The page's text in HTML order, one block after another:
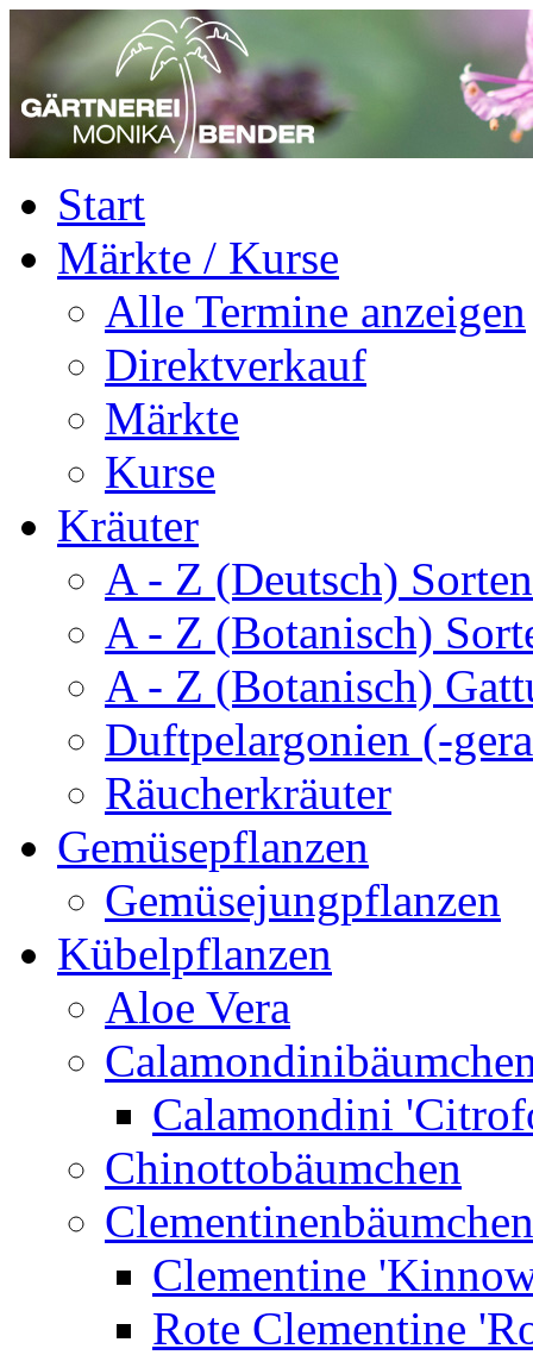
Start
Märkte / Kurse
Alle Termine anzeigen
Direktverkauf
Märkte
Kurse
Kräuter
A - Z (Deutsch)
A - Z (Botanisch)
A - Z (Botanisch)
Duftpelargonien (-
Räucherkräuter
Gemüsepflanzen
Gemüsejungpflanzen
Kübelpflanzen
Aloe Vera
Calamondini
Chinottobäumchen
Clementinenbäumchen
Clementine
Rote Clementine